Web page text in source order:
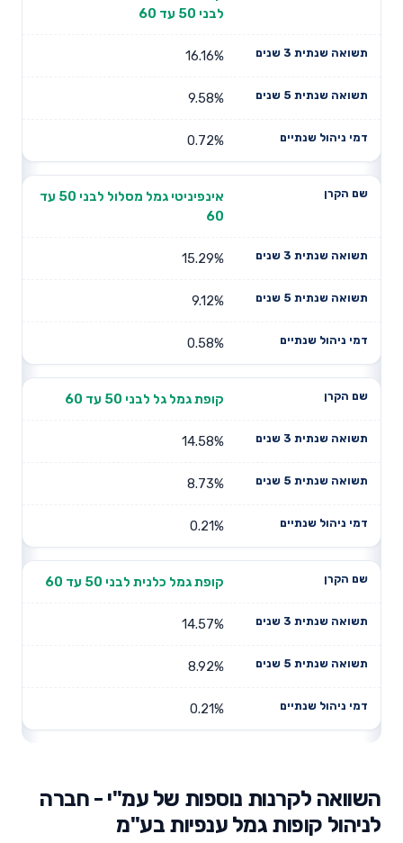
לבני 50 עד 60
16.16%
9.58%
0.72%
אינפיניטי גמל מסלול לבני 50 עד
60
15.29%
9.12%
0.58%
קופת גמל גל לבני 50 עד 60
14.58%
8.73%
0.21%
קופת גמל כלנית לבני 50 עד 60
14.57%
8.92%
0.21%
השוואה לקרנות נוספות של עמ"י - חברה
לניהול קופות גמל ענפיות בע"מ